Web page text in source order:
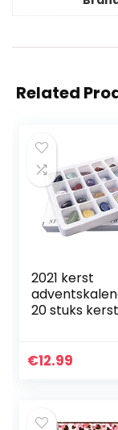
Related
2021 kerst
20 stuks
kristal agaat
€12.99